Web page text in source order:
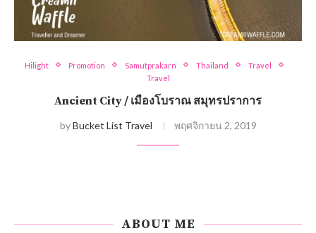
Hilight Promotion Samutprakarn Thailand
Travel
Travel
Ancient City / เมืองโบราณ สมุทรปราการ
byBucket List Travel พฤศจิกายน 2, 2019
ABOUT ME